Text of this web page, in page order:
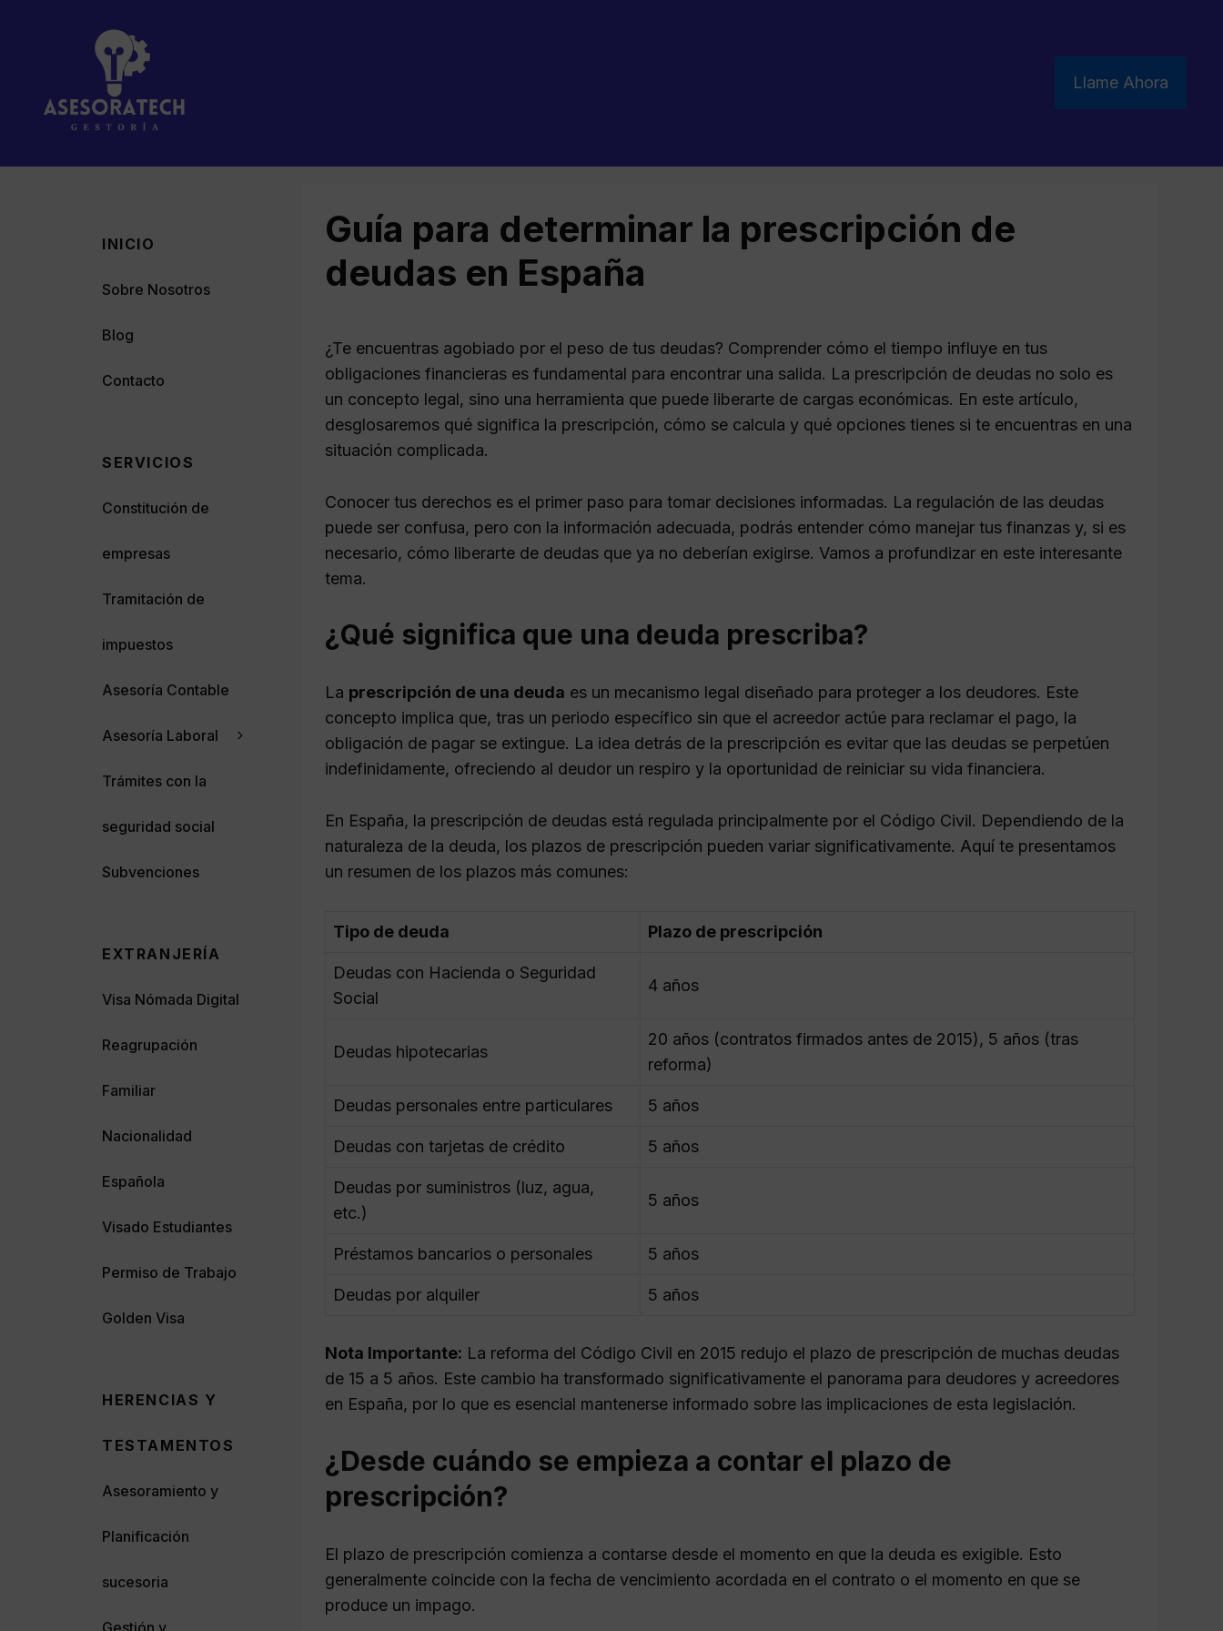
Llame Ahora
Guía para determinar la prescripción de
deudas en España
¿Te encuentras agobiado por el peso de tus deudas? Comprender cómo el tiempo influye en tus
obligaciones financieras es fundamental para encontrar una salida. La prescripción de deudas no solo es
un concepto legal, sino una herramienta que puede liberarte de cargas económicas. En este artículo,
desglosaremos qué significa la prescripción, cómo se calcula y qué opciones tienes si te encuentras en una
situación complicada.
Conocer tus derechos es el primer paso para tomar decisiones informadas. La regulación de las deudas
puede ser confusa, pero con la información adecuada, podrás entender cómo manejar tus finanzas y, si es
necesario, cómo liberarte de deudas que ya no deberían exigirse. Vamos a profundizar en este interesante
tema.
¿Qué significa que una deuda prescriba?
La prescripción de una deuda es un mecanismo legal diseñado para proteger a los deudores. Este
concepto implica que, tras un periodo específico sin que el acreedor actúe para reclamar el pago, la
obligación de pagar se extingue. La idea detrás de la prescripción es evitar que las deudas se perpetúen
indefinidamente, ofreciendo al deudor un respiro y la oportunidad de reiniciar su vida financiera.
En España, la prescripción de deudas está regulada principalmente por el Código Civil. Dependiendo de la
naturaleza de la deuda, los plazos de prescripción pueden variar significativamente. Aquí te presentamos
un resumen de los plazos más comunes:
Tipo de deuda Plazo de prescripción
Deudas con Hacienda o Seguridad
Social
4 años
Deudas hipotecarias
20 años (contratos firmados antes de 2015), 5 años (tras
reforma)
Deudas personales entre particulares 5 años
Deudas con tarjetas de crédito 5 años
Deudas por suministros (luz, agua,
etc.)
5 años
Préstamos bancarios o personales 5 años
Deudas por alquiler 5 años
Nota Importante: La reforma del Código Civil en 2015 redujo el plazo de prescripción de muchas deudas
de 15 a 5 años. Este cambio ha transformado significativamente el panorama para deudores y acreedores
en España, por lo que es esencial mantenerse informado sobre las implicaciones de esta legislación.
¿Desde cuándo se empieza a contar el plazo de
prescripción?
El plazo de prescripción comienza a contarse desde el momento en que la deuda es exigible. Esto
generalmente coincide con la fecha de vencimiento acordada en el contrato o el momento en que se
produce un impago.
INICIO
Sobre Nosotros
Blog
Contacto
SERVICIOS
Constitución de
empresas
Tramitación de
impuestos
Asesoría Contable
Asesoría Laboral
Trámites con la
seguridad social
Subvenciones
EXTRANJERÍA
Visa Nómada Digital
Reagrupación
Familiar
Nacionalidad
Española
Visado Estudiantes
Permiso de Trabajo
Golden Visa
HERENCIAS Y
TESTAMENTOS
Asesoramiento y
Planificación
sucesoria
Gestión y